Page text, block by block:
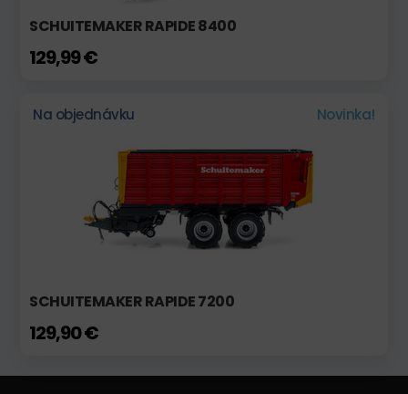
SCHUITEMAKER RAPIDE 8400
129,99 €
Na objednávku Novinka!
SCHUITEMAKER RAPIDE 7200
129,90 €